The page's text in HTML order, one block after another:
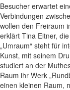
Besucher erwartet
Verbindungen
wollen den Freiraum
erklärt Tina Eitner,
„Umraum“ steht für
Kunst, mit seinem
studiert an der
Raum ihr Werk
einen kleinen Raum,